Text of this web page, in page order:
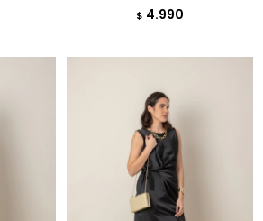
$ 4.990